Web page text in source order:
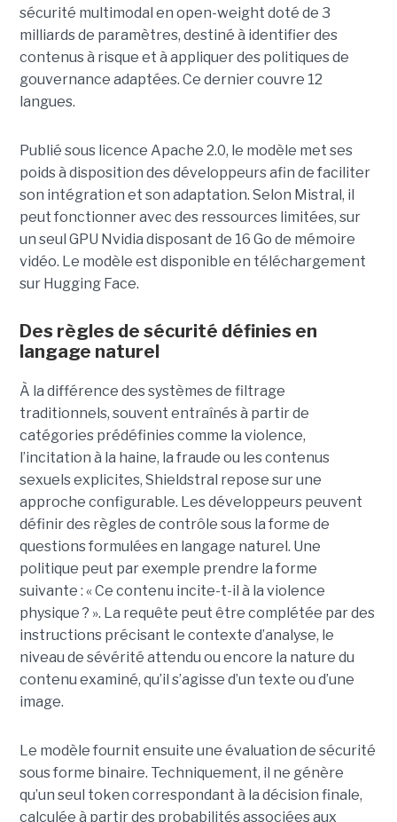
sécurité multimodal en open-weight doté de 3
milliards de paramètres, destiné à identifier des
contenus à risque et à appliquer des politiques de
gouvernance adaptées. Ce derniercouvre 12
langues.
Publié sous licence Apache 2.0, le modèle met ses
poids à disposition des développeurs afin de faciliter
son intégration et son adaptation. Selon Mistral, il
peut fonctionner avec des ressources limitées, sur
un seul GPU Nvidia disposant de 16 Go de mémoire
vidéo. Le modèle est disponible en téléchargement
sur Hugging Face.
Des règles de sécurité définies en
langage naturel
À la différence des systèmes de filtrage
traditionnels, souvent entraînés à partir de
catégories prédéfinies comme la violence,
l’incitation à la haine, la fraude ou les contenus
sexuels explicites, Shieldstral repose sur une
approche configurable. Les développeurs peuvent
définir des règles de contrôle sous la forme de
questions formulées en langage naturel. Une
politique peut par exemple prendre la forme
suivante : « Ce contenu incite-t-il à la violence
physique ? ». La requête peut être complétée par des
instructions précisant le contexte d’analyse, le
niveau de sévérité attendu ou encore la nature du
contenu examiné, qu’il s’agisse d’un texte ou d’une
image.
Le modèle fournit ensuite une évaluation de sécurité
sous forme binaire. Techniquement, il ne génère
qu’un seul token correspondant à la décision finale,
calculée à partir des probabilités associées aux